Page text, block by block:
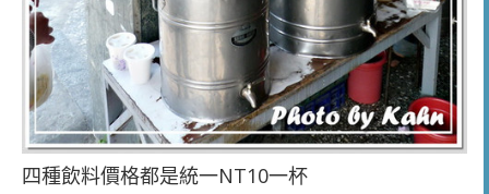
四種飲料價格都是統一NT10一杯